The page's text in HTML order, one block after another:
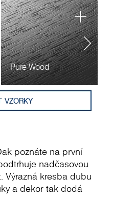
Pure Wood
VZORKY
poznáte na první
nadčasovou
Výrazná kresba dubu
a dekor tak dodá